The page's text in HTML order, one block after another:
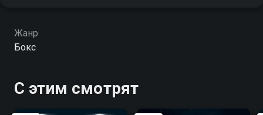
Жанр
Бокс
С этим смотрят